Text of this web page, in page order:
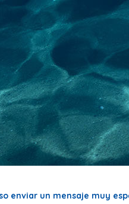
enviar un mensaje muy